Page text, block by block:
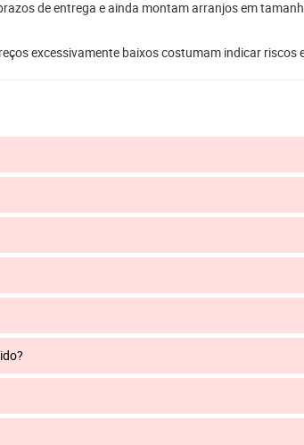
de entrega e ainda montam arranjos em
excessivamente baixos costumam indicar